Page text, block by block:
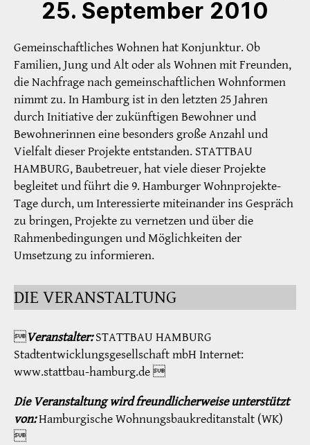
25. September 2010
Gemeinschaftliches Wohnen hat Konjunktur. Ob
Familien, Jung und Alt oder als Wohnen mit Freunden,
die Nachfrage nach gemeinschaftlichen Wohnformen
nimmt zu. In Hamburg ist in den letzten 25 Jahren
durch Initiative der zukünftigen Bewohner und
Bewohnerinnen eine besonders große Anzahl und
Vielfalt dieser Projekte entstanden. STATTBAU
HAMBURG, Baubetreuer, hat viele dieser Projekte
begleitet und führt die 9. Hamburger Wohnprojekte-
Tage durch, um Interessierte miteinander ins Gespräch
zu bringen, Projekte zu vernetzen und über die
Rahmenbedingungen und Möglichkeiten der
Umsetzung zu informieren.
DIE VERANSTALTUNG
Veranstalter:STATTBAU HAMBURG
Stadtentwicklungsgesellschaft mbH Internet:
www.stattbau-hamburg.de 
Die Veranstaltung wird freundlicherweise unterstützt
von:Hamburgische Wohnungsbaukreditanstalt (WK)
